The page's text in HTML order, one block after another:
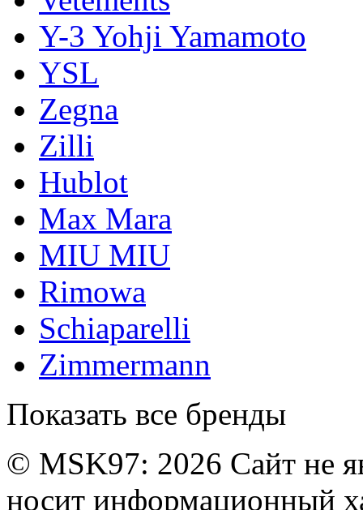
Y-3 Yohji Yamamoto
YSL
Zegna
Zilli
Hublot
Max Mara
MIU MIU
Rimowa
Schiaparelli
Zimmermann
Показать все бренды
© MSK97: 2026 Сайт не
носит информационный